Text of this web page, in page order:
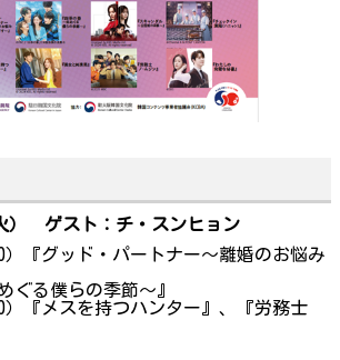
） ゲスト：チ・スンヒョン
『グッド・パートナー～離婚のお悩み
る僕らの季節～』
『メスを持つハンター』、『労務士